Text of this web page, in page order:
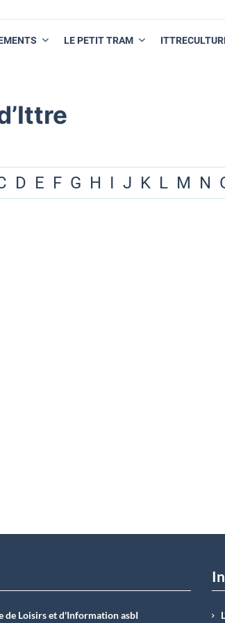
LE PETIT TRAM
D E F G H I J K L M N
de Loisirs et d'Information asbI